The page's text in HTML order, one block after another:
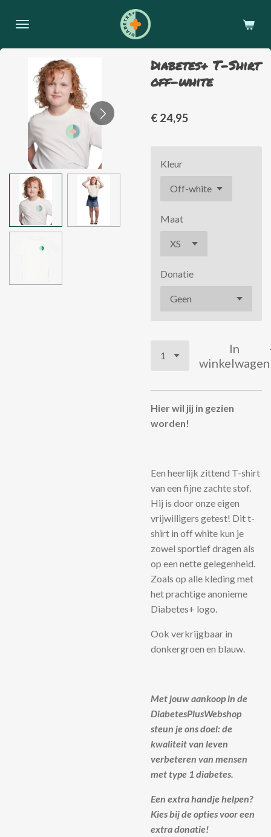
direct
hoofdinhoud
Diabetes+ T-Shirt
off-white
€ 24,95
Kleur
Maat
Donatie
In
winkelwagen
Hier wil jij in gezien
worden!
Een heerlijk zittend T-shirt
van een fijne zachte stof.
Hij is door onze eigen
vrijwilligers getest! Dit t-
shirt in off white kun je
zowel sportief dragen als
op een nette gelegenheid.
Zoals op alle kleding met
het prachtige anonieme
Diabetes+ logo.
Ook verkrijgbaar in
donkergroen en blauw.
Met jouw aankoop in de
DiabetesPlusWebshop
steun je ons doel: de
kwaliteit van leven
verbeteren van mensen
met type 1 diabetes.
Een extra handje helpen?
Kies bij de opties voor een
extra donatie!